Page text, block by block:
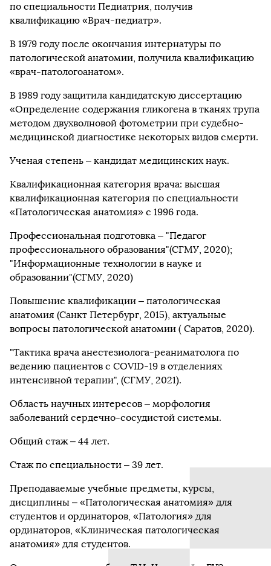
по специальности Педиатрия, получив
квалификацию «Врач-педиатр».
В 1979 году после окончания интернатуры по
патологической анатомии, получила квалификацию
«врач-патологоанатом».
В 1989 году защитила кандидатскую диссертацию
«Определение содержания гликогена в тканях трупа
методом двухволновой фотометрии при судебно-
медицинской диагностике некоторых видов смерти.
Ученая степень – кандидат медицинских наук.
Квалификационная категория врача: высшая
квалификационная категория по специальности
«Патологическая анатомия» с 1996 года.
Профессиональная подготовка – "Педагог
профессионального образования"(СГМУ, 2020);
"Информационные технологии в науке и
образовании"(СГМУ, 2020)
Повышение квалификации – патологическая
анатомия (Санкт Петербург, 2015), актуальные
вопросы патологической анатомии ( Саратов, 2020).
"Тактика врача анестезиолога-реаниматолога по
ведению пациентов с COVID-19 в отделениях
интенсивной терапии", (СГМУ, 2021).
Область научных интересов – морфология
заболеваний сердечно-сосудистой системы.
Общий стаж – 44 лет.
Стаж по специальности – 39 лет.
Преподаваемые учебные предметы, курсы,
дисциплины – «Патологическая анатомия» для
студентов и ординаторов, «Патология» для
ординаторов, «Клиническая патологическая
анатомия» для студентов.